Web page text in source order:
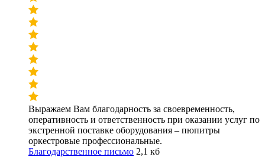
Выражаем Вам благодарность за своевременность,
оперативность и ответственность при оказании услуг по
экстренной поставке оборудования – пюпитры
оркестровые профессиональные.
Благодарственное письмо 2,1 кб